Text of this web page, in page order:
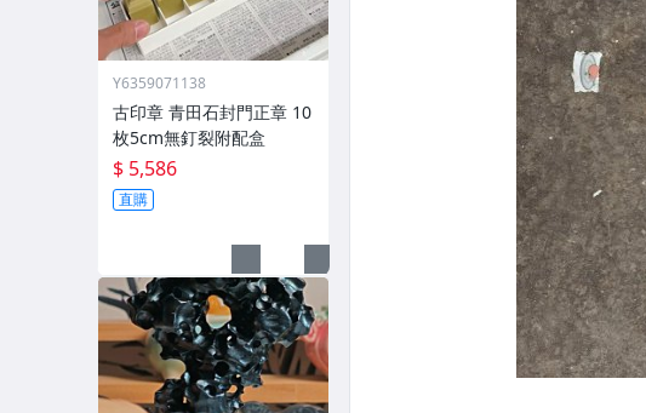
Y6359071138
古印章 青田石封門正章 10
枚5cm無釘裂附配盒
$ 5,586
直購